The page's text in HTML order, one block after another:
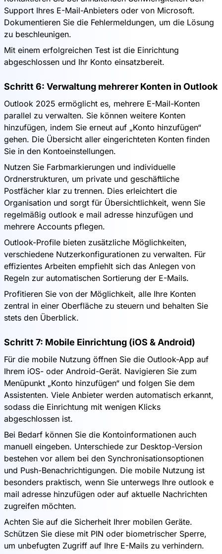
Support Ihres E-Mail-Anbieters oder von Microsoft.
Dokumentieren Sie die Fehlermeldungen, um die Lösung
zu beschleunigen.
Mit einem erfolgreichen Test ist die Einrichtung
abgeschlossen und Ihr Konto einsatzbereit.
Schritt 6: Verwaltung mehrerer Konten in Outlook
Outlook 2025 ermöglicht es, mehrere E-Mail-Konten
parallel zu verwalten. Sie können weitere Konten
hinzufügen, indem Sie erneut auf „Konto hinzufügen“
gehen. Die Übersicht aller eingerichteten Konten finden
Sie in den Kontoeinstellungen.
Nutzen Sie Farbmarkierungen und individuelle
Ordnerstrukturen, um private und geschäftliche
Postfächer klar zu trennen. Dies erleichtert die
Organisation und sorgt für Übersichtlichkeit, wenn Sie
regelmäßig outlook e mail adresse hinzufügen und
mehrere Accounts pflegen.
Outlook-Profile bieten zusätzliche Möglichkeiten,
verschiedene Nutzerkonfigurationen zu verwalten. Für
effizientes Arbeiten empfiehlt sich das Anlegen von
Regeln zur automatischen Sortierung der E-Mails.
Profitieren Sie von der Möglichkeit, alle Ihre Konten
zentral in einer Oberfläche zu steuern und behalten Sie
stets den Überblick.
Schritt 7: Mobile Einrichtung (iOS & Android)
Für die mobile Nutzung öffnen Sie die Outlook-App auf
Ihrem iOS- oder Android-Gerät. Navigieren Sie zum
Menüpunkt „Konto hinzufügen“ und folgen Sie dem
Assistenten. Viele Anbieter werden automatisch erkannt,
sodass die Einrichtung mit wenigen Klicks
abgeschlossen ist.
Bei Bedarf können Sie die Kontoinformationen auch
manuell eingeben. Unterschiede zur Desktop-Version
bestehen vor allem bei den Synchronisationsoptionen
und Push-Benachrichtigungen. Die mobile Nutzung ist
besonders praktisch, wenn Sie unterwegs Ihre outlook e
mail adresse hinzufügen oder auf aktuelle Nachrichten
zugreifen möchten.
Achten Sie auf die Sicherheit Ihrer mobilen Geräte.
Schützen Sie diese mit PIN oder biometrischer Sperre,
um unbefugten Zugriff auf Ihre E-Mails zu verhindern.